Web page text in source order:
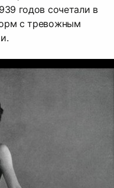
годов сочетали в
с тревожным